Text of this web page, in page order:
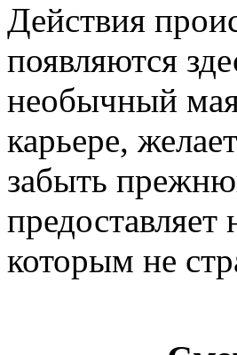
Действия
появляются
необычный
карьере,
забыть
которым не